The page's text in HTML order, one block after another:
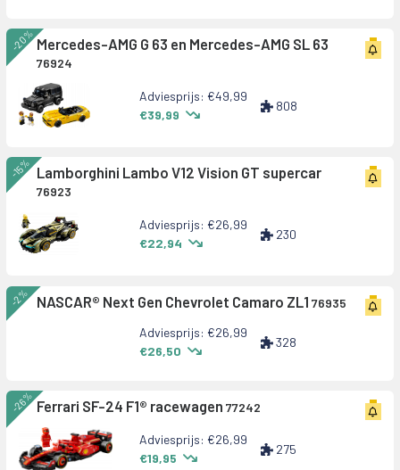
-20%Mercedes-AMG G 63 en Mercedes-AMG SL 63
76924
Adviesprijs: €49,99
€39,99
808
-15% Lamborghini Lambo V12 Vision GT supercar
76923
Adviesprijs: €26,99
€22,94
230
-2% NASCAR® Next Gen Chevrolet Camaro ZL1 76935
Adviesprijs: €26,99
€26,50
328
-26% Ferrari SF-24 F1® racewagen 77242
Adviesprijs: €26,99
€19,95
275